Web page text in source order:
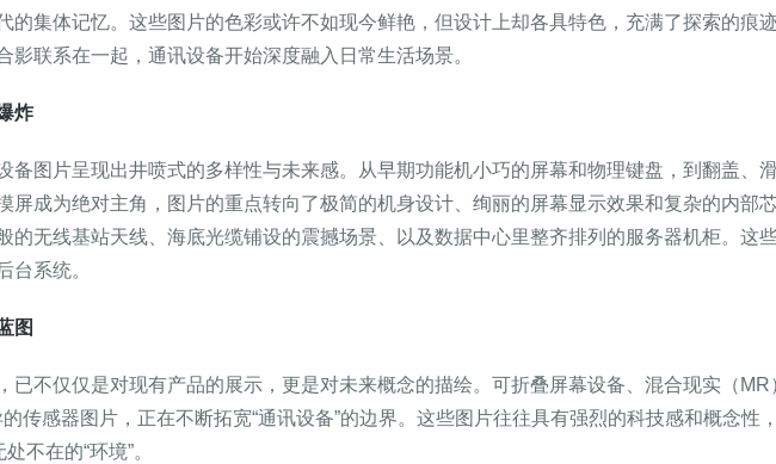
的集体记忆。这些图片的色彩或许不如现今鲜艳，但设计上却各具特色，充满了探索的痕
影联系在一起，通讯设备开始深度融入日常生活场景。
炸
备图片呈现出井喷式的多样性与未来感。从早期功能机小巧的屏幕和物理键盘，到翻盖、
屏成为绝对主角，图片的重点转向了极简的机身设计、绚丽的屏幕显示效果和复杂的内部
的无线基站天线、海底光缆铺设的震撼场景、以及数据中心里整齐排列的服务器机柜。这
台系统。
图
已不仅仅是对现有产品的展示，更是对未来概念的描绘。可折叠屏幕设备、混合现实（
传感器图片，正在不断拓宽“通讯设备”的边界。这些图片往往具有强烈的科技感和概念性
不在的“环境”。